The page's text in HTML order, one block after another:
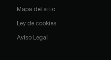
Mapa del sitio
Ley de cookies
Aviso Legal